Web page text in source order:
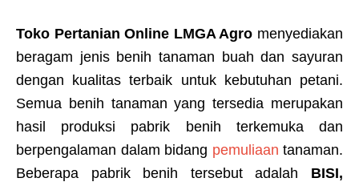
Toko Pertanian Online LMGA Agro menyediakan
beragam jenis benih tanaman buah dan sayuran
dengan kualitas terbaik untuk kebutuhan petani.
Semua benih tanaman yang tersedia merupakan
hasil produksi pabrik benih terkemuka dan
berpengalaman dalam bidang pemuliaan tanaman.
Beberapa pabrik benih tersebut adalah BISI,